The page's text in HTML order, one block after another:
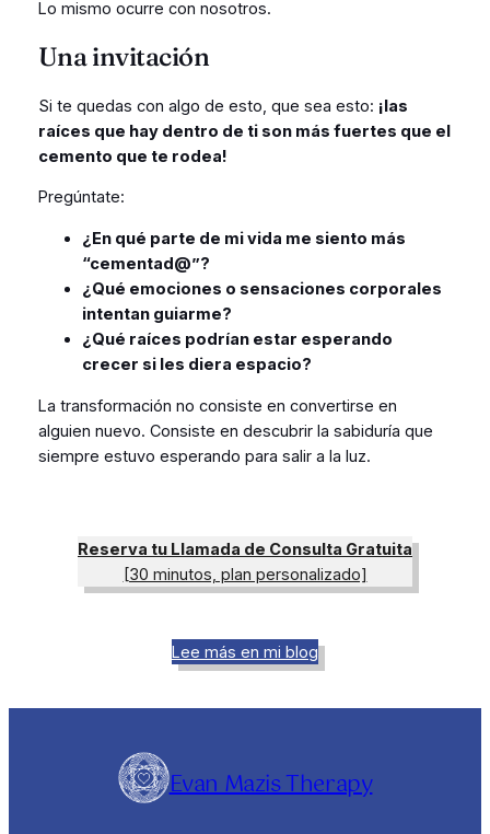
Lo mismo ocurre con nosotros.
Una invitación
Si te quedas con algo de esto, que sea esto: ¡las
raíces que hay dentro de ti son más fuertes que el
cemento que te rodea!
Pregúntate:
¿En qué parte de mi vida me siento más
“cementad@”?
¿Qué emociones o sensaciones corporales
intentan guiarme?
¿Qué raíces podrían estar esperando
crecer si les diera espacio?
La transformación no consiste en convertirse en
alguien nuevo. Consiste en descubrir la sabiduría que
siempre estuvo esperando para salir a la luz.
Reserva tu Llamada de Consulta Gratuita
[30 minutos, plan personalizado]
Lee más en mi blog
Evan Mazis Therapy